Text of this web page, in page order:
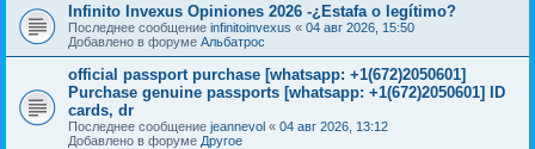
Infinito Invexus Opiniones 2026 -¿Estafa o legítimo?
Последнее сообщение infinitoinvexus « 04 авг 2026, 15:50
Добавлено в форуме Альбатрос
official passport purchase [whatsapp: +1(672)2050601]
Purchase genuine passports [whatsapp: +1(672)2050601] ID
cards, dr
Последнее сообщение jeannevol « 04 авг 2026, 13:12
Добавлено в форуме Другое